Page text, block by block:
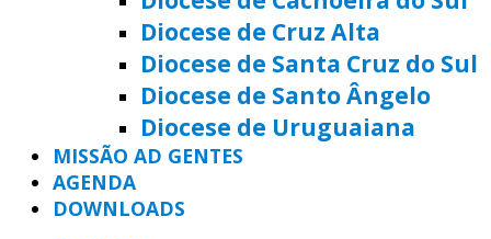
Diocese de Cruz Alta
Diocese de Santa Cruz do Sul
Diocese de Santo Ângelo
Diocese de Uruguaiana
MISSÃO AD GENTES
AGENDA
DOWNLOADS